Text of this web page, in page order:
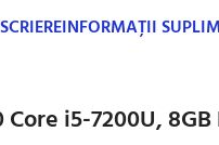
INFORMAȚII
i5-7200U, 8GB